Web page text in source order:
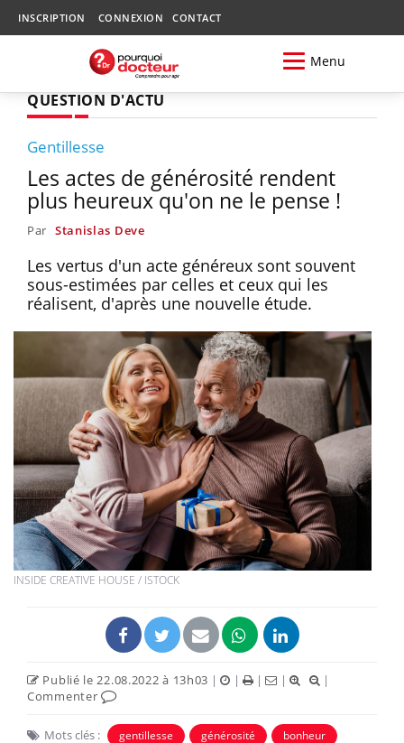
INSCRIPTION CONNEXION CONTACT
Menu
QUESTION D'ACTU
Gentillesse
Les actes de générosité rendent
plus heureux qu'on ne le pense !
Par Stanislas Deve
Les vertus d'un acte généreux sont souvent
sous-estimées par celles et ceux qui les
réalisent, d'après une nouvelle étude.
INSIDE CREATIVE HOUSE / ISTOCK
Publié le 22.08.2022 à 13h03 | | | |
|
Commenter
Mots clés : gentillesse générosité bonheur